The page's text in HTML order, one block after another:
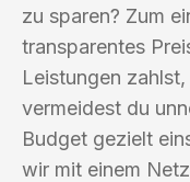
zu sparen? Zum
transparentes
Leistungen
vermeidest du
Budget gezielt
wir mit einem